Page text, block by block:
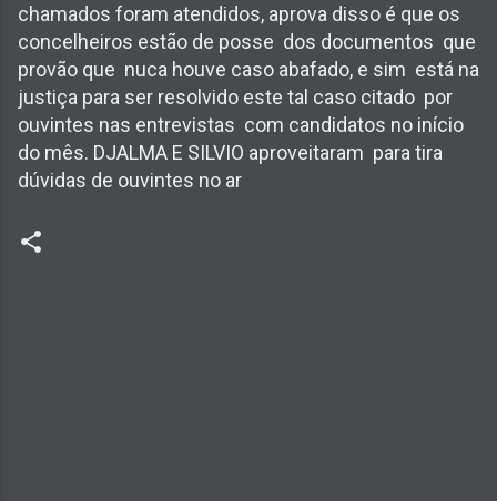
chamados foram atendidos, aprova disso é que os
concelheiros estão de posse dos documentos que
provão que nuca houve caso abafado, e sim está na
justiça para ser resolvido este tal caso citado por
ouvintes nas entrevistas com candidatos no início
do mês. DJALMA E SILVIO aproveitaram para tira
dúvidas de ouvintes no ar